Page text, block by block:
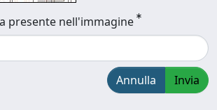
presente nell'immagine
Annulla Invia